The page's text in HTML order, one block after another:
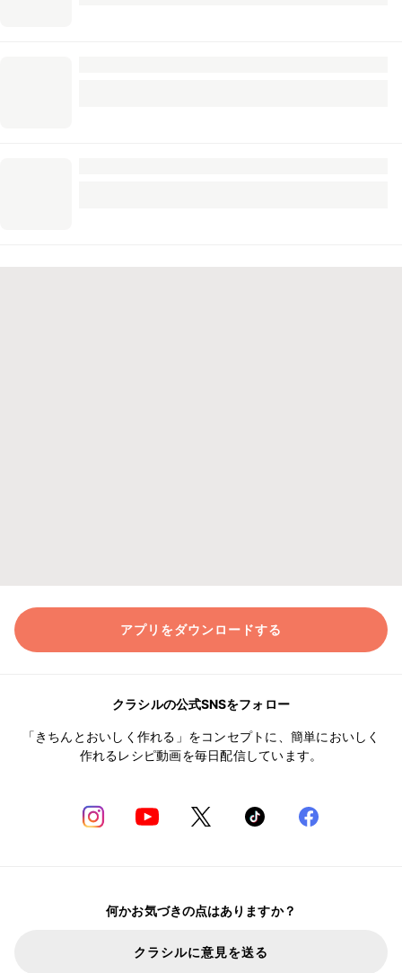
アプリをダウンロードする
クラシルの公式SNSをフォロー
「きちんとおいしく作れる」をコンセプトに、簡単においしく
作れるレシピ動画を毎日配信しています。
何かお気づきの点はありますか？
クラシルに意見を送る